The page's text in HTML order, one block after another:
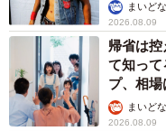
まいど
2026.08.09
帰省は
て知って
プ、相場
まいど
2026.08.09